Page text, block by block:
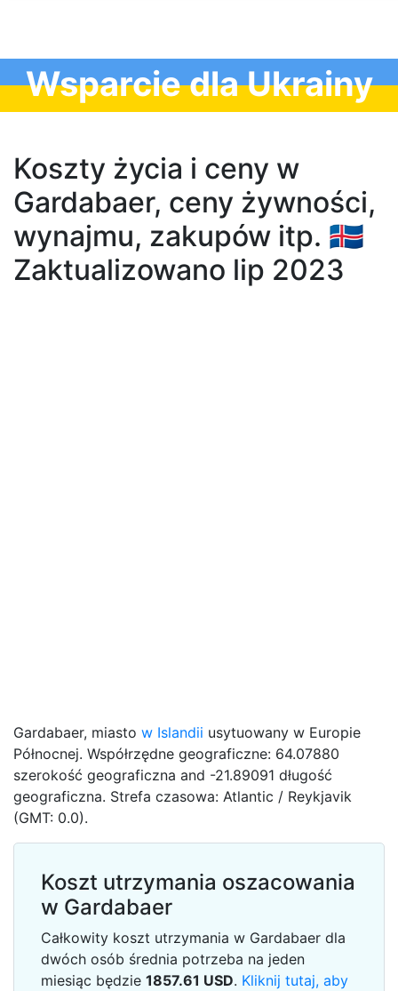
Wsparcie dla Ukrainy
Koszty życia i ceny w
Gardabaer, ceny żywności,
wynajmu, zakupów itp. 🇮🇸
Zaktualizowano lip 2023
Gardabaer, miasto w Islandii usytuowany w Europie
Północnej. Współrzędne geograficzne: 64.07880
szerokość geograficzna and -21.89091 długość
geograficzna. Strefa czasowa: Atlantic / Reykjavik
(GMT: 0.0).
Koszt utrzymania oszacowania
w Gardabaer
Całkowity koszt utrzymania w Gardabaer dla
dwóch osób średnia potrzeba na jeden
miesiąc będzie 1857.61 USD. Kliknij tutaj, aby